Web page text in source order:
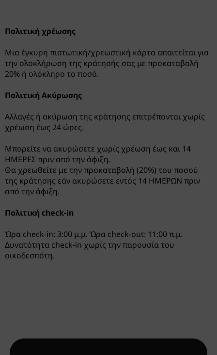
Πολιτική χρέωσης
Μια έγκυρη πιστωτική/χρεωστική κάρτα απαιτείται για
την ολοκλήρωση της κράτησής σας με προκαταβολή
20% ή ολόκληρο το ποσό.
Πολιτική Ακύρωσης
Αλλαγές ή ακύρωση της κράτησης επιτρέπονται χωρίς
χρέωση έως 24 ώρες.
Μπορείτε να ακυρώσετε χωρίς χρέωση έως και 14
ΗΜΕΡΕΣ πριν από την άφιξη.
Θα χρεωθείτε με την προκαταβολή (20%) του ποσού
της κράτησης εάν ακυρώσετε εντός 14 ΗΜΕΡΩΝ πριν
από την άφιξη.
Πολιτική check-in
Ώρα check-in: 3:00 μ.μ. Ώρα check-out: 11:00 π.μ.
Δυνατότητα check-in χωρίς την παρουσία του
οικοδεσπότη.